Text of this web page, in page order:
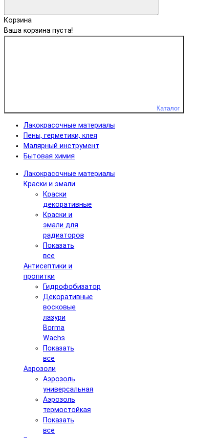
Корзина
Ваша корзина пуста!
Каталог
Лакокрасочные материалы
Пены, герметики, клея
Малярный инструмент
Бытовая химия
Лакокрасочные материалы
Краски и эмали
Краски
декоративные
Краски и
эмали для
радиаторов
Показать
все
Антисептики и
пропитки
Гидрофобизатор
Декоративные
восковые
лазури
Borma
Wachs
Показать
все
Аэрозоли
Аэрозоль
универсальная
Аэрозоль
термостойкая
Показать
все